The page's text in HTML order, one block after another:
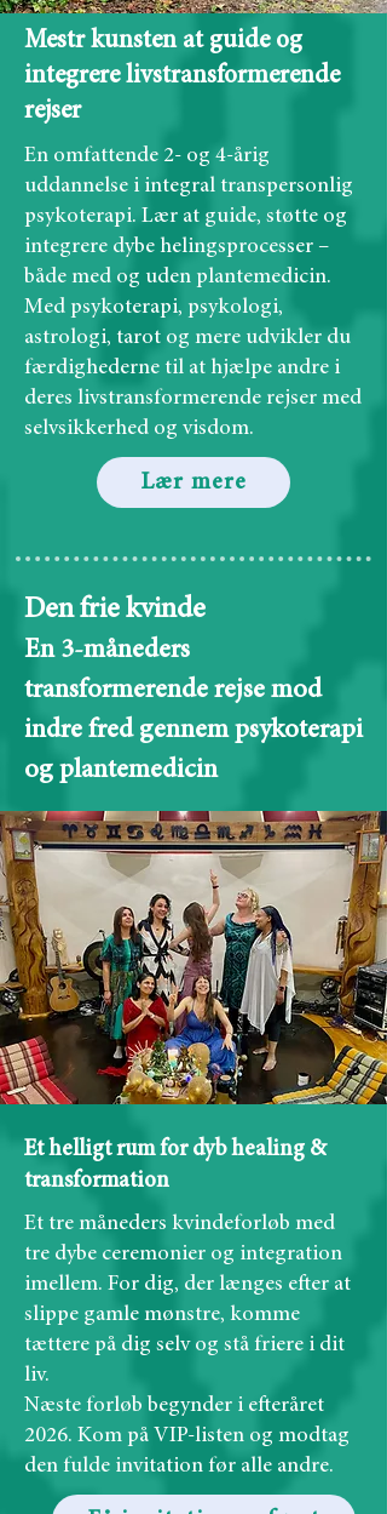
Mestr kunsten at guide og
integrere livstransformerende
rejser
En omfattende 2- og 4-årig
uddannelse i integral transpersonlig
psykoterapi. Lær at guide, støtte og
integrere dybe helingsprocesser –
både med og uden plantemedicin.
Med psykoterapi, psykologi,
astrologi, tarot og mere udvikler du
færdighederne til at hjælpe andre i
deres livstransformerende rejser med
selvsikkerhed og visdom.
Lær mere
Den frie kvinde
En 3-måneders
transformerende rejse mod
indre fred gennem psykoterapi
og plantemedicin
Et helligt rum for dyb healing &
transformation
Et tre måneders kvindeforløb med
tre dybe ceremonier og integration
imellem. For dig, der længes efter at
slippe gamle mønstre, komme
tættere på dig selv og stå friere i dit
liv.
Næste forløb begynder i efteråret
2026. Kom på VIP-listen og modtag
den fulde invitation før alle andre.